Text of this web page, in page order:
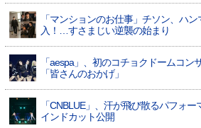
「マンションのお仕事」チソン、ハ
入！…すさまじい逆襲の始まり
「aespa」、初のコチョクドームコ
「皆さんのおかげ」
「CNBLUE」、汗が飛び散るパフォ
インドカット公開